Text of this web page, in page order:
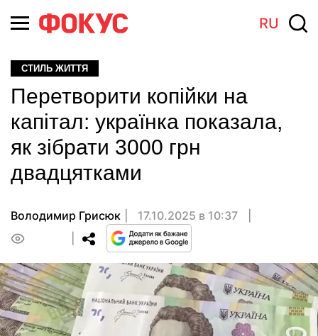
RU
СТИЛЬ ЖИТТЯ
Перетворити копійки на
капітал: українка показала,
як зібрати 3000 грн
двадцятками
Володимир Грисюк
17.10.2025 в 10:37